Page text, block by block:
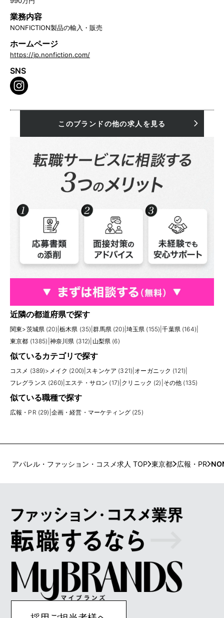
業務内容
NONFICTION製品の輸入・販売
ホームページ
https://jp.nonfiction.com/
SNS
このブランドの他の求人を見る
近隣の都道府県で探す
関東>茨城県 (20) 栃木県 (35) |群馬県 (20) 埼玉県 (155) |千葉県 (164)
東京都 (1385) 神奈川県 (312) 山梨県 (6)
似ているカテゴリで探す
コスメ (389)> メイク (200) スキンケア (321) オーガニック (121)
フレグランス (260) |エステ・サロン (17) クリニック (2) その他 (135)
似ている職種で探す
広報・PR (29) 企画・経営・マーケティング (25)
アパレル・ファッション・コスメ求人 TOP 東京都 広報・PR